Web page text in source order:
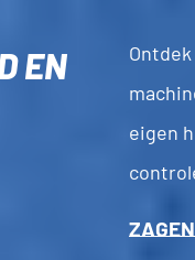
EN
eigen
ZAGEN